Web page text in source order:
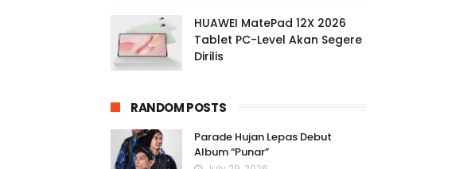
HUAWEI MatePad 12X 2026
Tablet PC-Level Akan Segere
Dirilis
RANDOM POSTS
Parade Hujan Lepas Debut
Album “Punar”